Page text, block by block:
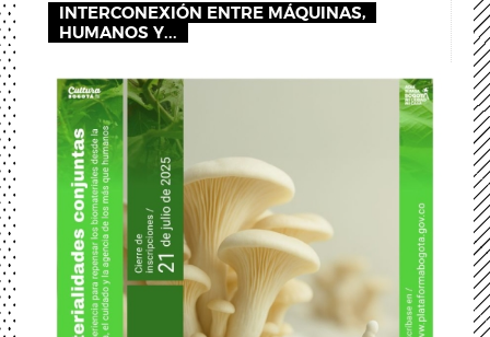
INTERCONEXIÓN ENTRE MÁQUINAS,
HUMANOS Y...